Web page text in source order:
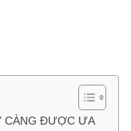
CÀNG ĐƯỢC ƯA